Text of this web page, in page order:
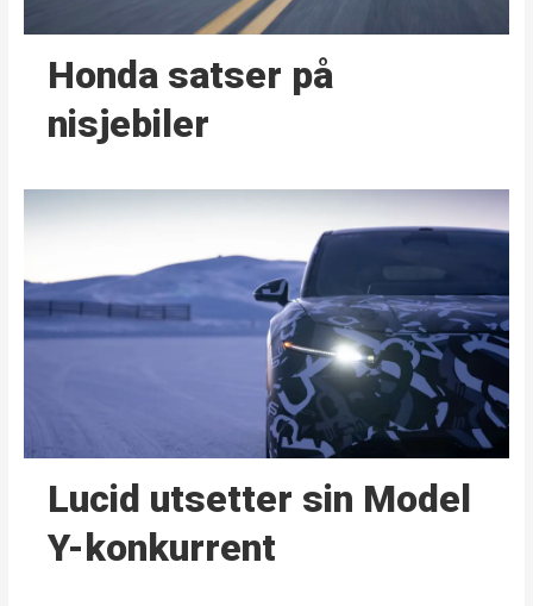
Honda satser på
nisjebiler
Lucid utsetter sin Model
Y-konkurrent